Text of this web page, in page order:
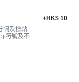
隔及標點
符號及不
+HK$ 10